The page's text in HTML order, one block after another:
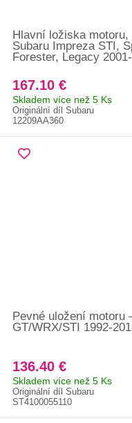
Hlavní ložiska
Subaru Impreza STI,
Forester, Legacy
167.10 €
Skladem více než 5 Ks
Originální díl Subaru
12209AA360
Pevné uložení motoru
GT/WRX/STI 1992-
136.40 €
Skladem více než 5 Ks
Originální díl Subaru
ST4100055110